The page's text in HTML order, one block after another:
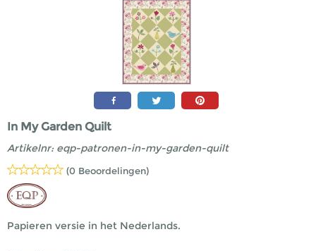
In My Garden Quilt
Artikelnr: eqp-patronen-in-my-garden-quilt
(0 Beoordelingen)
Papieren versie in het Nederlands.